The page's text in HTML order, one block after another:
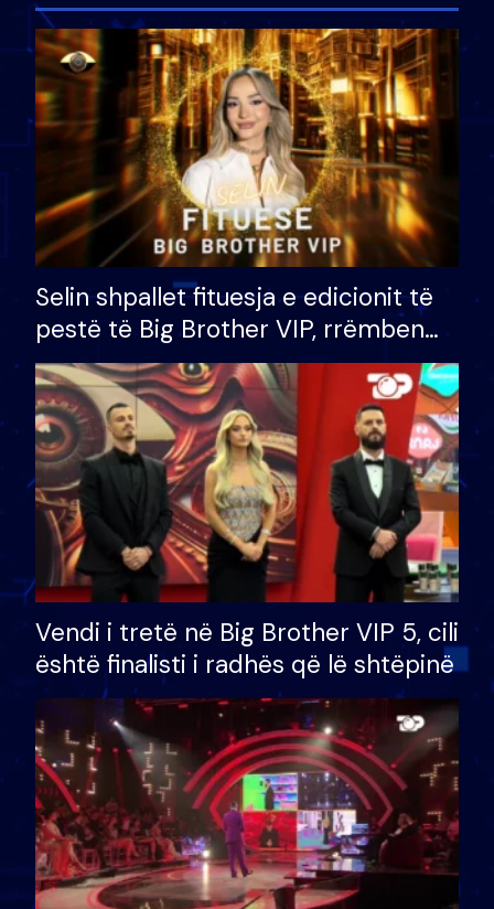
Selin shpallet fituesja e edicionit të
pestë të Big Brother VIP, rrëmben
çmimin e madh prej 100 mijë eurosh
Vendi i tretë në Big Brother VIP 5, cili
është finalisti i radhës që lë shtëpinë